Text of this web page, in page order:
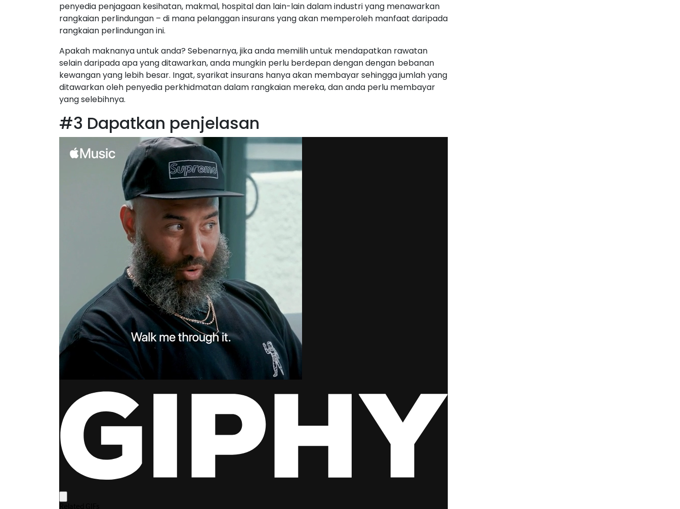
penyedia penjagaan kesihatan, makmal, hospital dan lain-lain dalam industri yang menawarkan
rangkaian perlindungan – di mana pelanggan insurans yang akan memperoleh manfaat daripada
rangkaian perlindungan ini.
Apakah maknanya untuk anda? Sebenarnya, jika anda memilih untuk mendapatkan rawatan
selain daripada apa yang ditawarkan, anda mungkin perlu berdepan dengan dengan bebanan
kewangan yang lebih besar. Ingat, syarikat insurans hanya akan membayar sehingga jumlah yang
ditawarkan oleh penyedia perkhidmatan dalam rangkaian mereka, dan anda perlu membayar
yang selebihnya.
#3 Dapatkan penjelasan